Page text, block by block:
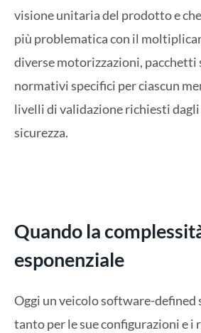
visione unitaria del prodotto e
più problematica con il
diverse motorizzazioni,
normativi specifici per ciascun
livelli di validazione richiesti
sicurezza.
Quando la
esponenziale
Oggi un veicolo software-defined
tanto per le sue configurazioni e